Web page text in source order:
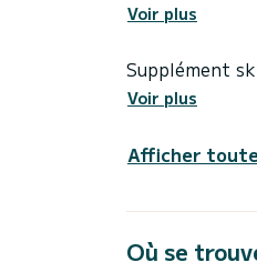
Voir plus
Supplément
Voir plus
Afficher
Où se